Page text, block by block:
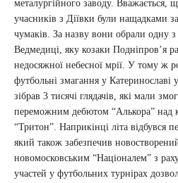
металургійного заводу. Вважається,
учасників з Діївки були нащадками
чумаків. За назву вони обрали одну
Ведмедиці, яку козаки Подніпров’я
недосяжної небесної мрії. У тому ж
футбольні змагання у
зібрав 3 тисячі глядачів, які мали
переможним дебютом “Алькора” над
“Тритон”. Наприкінці літа відбувся
який також забезпечив
новомосковським “Націоналем” з
участей у футбольних турнірах